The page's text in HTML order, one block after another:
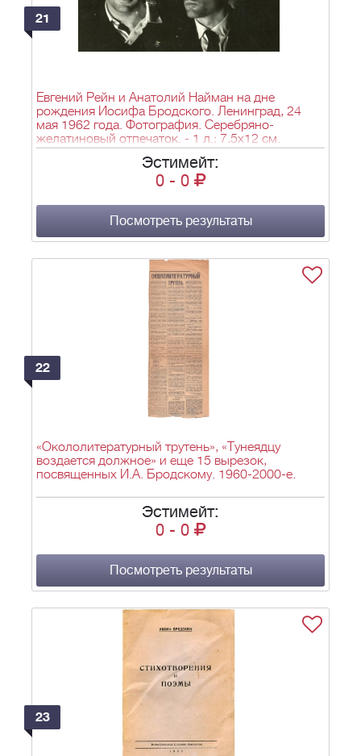
21
Евгений Рейн и Анатолий Найман на дне
рождения Иосифа Бродского. Ленинград, 24
мая 1962 года. Фотография. Серебряно-
желатиновый отпечаток. - 1 л.; 7,5х12 см.
Эстимейт:
0 - 0
Посмотреть результаты
22
«Окололитературный трутень», «Тунеядцу
воздается должное» и еще 15 вырезок,
посвященных И.А. Бродскому. 1960-2000-е.
Эстимейт:
0 - 0
Посмотреть результаты
23